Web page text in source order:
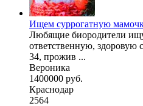
Ищем суррогатную
Любящие биородители
ответственную, здоровую
34, прожив ...
Вероника
1400000 руб.
Краснодар
2564